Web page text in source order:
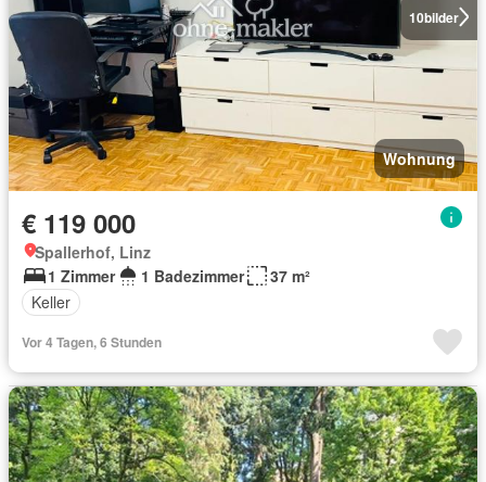
10bilder
Wohnung
€ 119 000
Spallerhof, Linz
1 Zimmer
1 Badezimmer
37 m²
Keller
Vor 4 Tagen, 6 Stunden